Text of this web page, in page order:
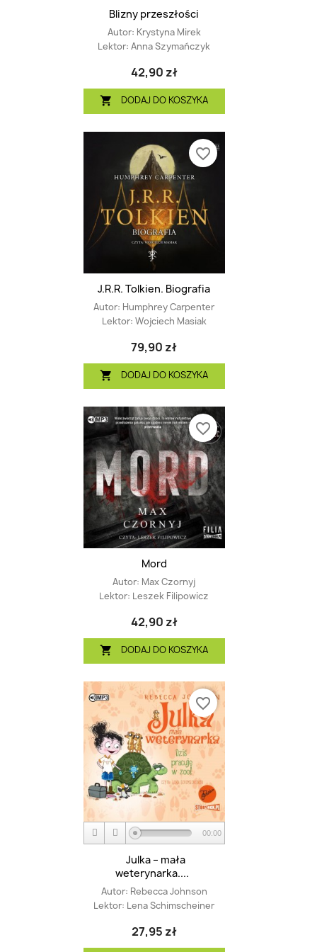
Blizny przeszłości
Autor: Krystyna Mirek
Lektor: Anna Szymańczyk
42,90 zł
 DODAJ DO KOSZYKA
J.R.R. Tolkien. Biografia
Autor: Humphrey Carpenter
Lektor: Wojciech Masiak
79,90 zł
 DODAJ DO KOSZYKA
favorite_border
Mord
Autor: Max Czornyj
Lektor: Leszek Filipowicz
42,90 zł
 DODAJ DO KOSZYKA
favorite_border
00:00
Julka – mała
weterynarka....
Autor: Rebecca Johnson
Lektor: Lena Schimscheiner
27,95 zł
favorite_border